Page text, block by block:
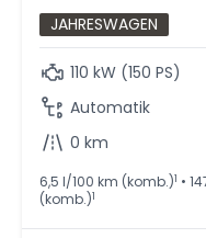
JAHRESWAGEN
110 kW (150 PS)
Automatik
0 km
6,5 l/100 km (komb.)1 •
(komb.)1